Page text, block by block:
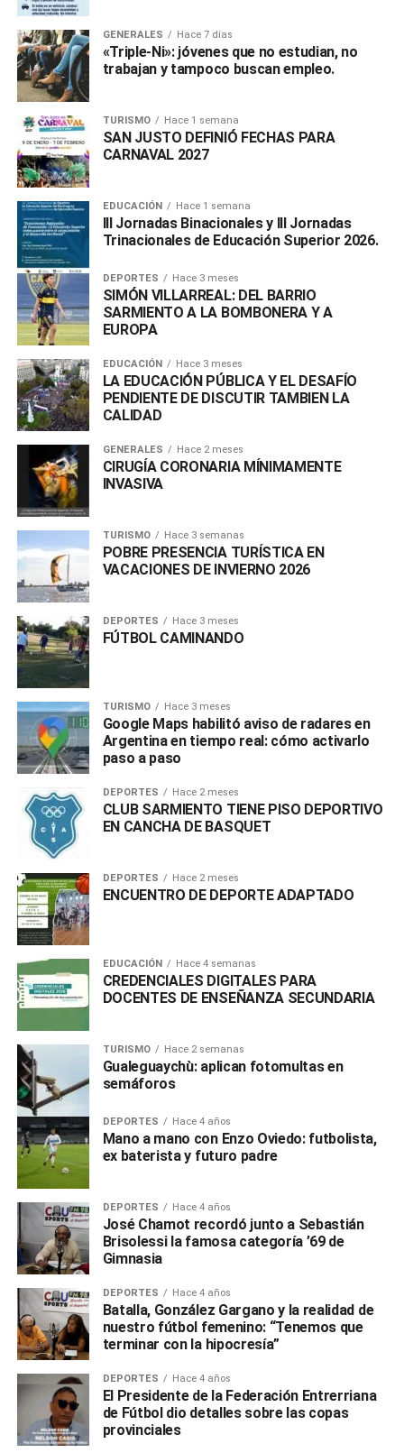
GENERALES Hace 7 días
«Triple-Ni»: jóvenes que no estudian, no
trabajan y tampoco buscan empleo.
TURISMO Hace 1 semana
SAN JUSTO DEFINIÓ FECHAS PARA
CARNAVAL 2027
EDUCACIÓN Hace 1 semana
III Jornadas Binacionales y III Jornadas
Trinacionales de Educación Superior 2026.
DEPORTES Hace 3 meses
SIMÓN VILLARREAL: DEL BARRIO
SARMIENTO A LA BOMBONERA Y A
EUROPA
EDUCACIÓN Hace 3 meses
LA EDUCACIÓN PÚBLICA Y EL DESAFÍO
PENDIENTE DE DISCUTIR TAMBIEN LA
CALIDAD
GENERALES Hace 2 meses
CIRUGÍA CORONARIA MÍNIMAMENTE
INVASIVA
TURISMO Hace 3 semanas
POBRE PRESENCIA TURÍSTICA EN
VACACIONES DE INVIERNO 2026
DEPORTES Hace 3 meses
FÚTBOL CAMINANDO
TURISMO Hace 3 meses
Google Maps habilitó aviso de radares en
Argentina en tiempo real: cómo activarlo
paso a paso
DEPORTES Hace 2 meses
CLUB SARMIENTO TIENE PISO DEPORTIVO
EN CANCHA DE BASQUET
DEPORTES Hace 2 meses
ENCUENTRO DE DEPORTE ADAPTADO
EDUCACIÓN Hace 4 semanas
CREDENCIALES DIGITALES PARA
DOCENTES DE ENSEÑANZA SECUNDARIA
TURISMO Hace 2 semanas
Gualeguaychù: aplican fotomultas en
semáforos
DEPORTES Hace 4 años
Mano a mano con Enzo Oviedo: futbolista,
ex baterista y futuro padre
DEPORTES Hace 4 años
José Chamot recordó junto a Sebastián
Brisolessi la famosa categoría ’69 de
Gimnasia
DEPORTES Hace 4 años
Batalla, González Gargano y la realidad de
nuestro fútbol femenino: “Tenemos que
terminar con la hipocresía”
DEPORTES Hace 4 años
El Presidente de la Federación Entrerriana
de Fútbol dio detalles sobre las copas
provinciales